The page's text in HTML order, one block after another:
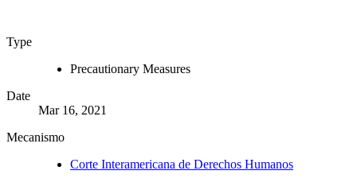
Type
Precautionary Measures
Date
Mar 16, 2021
Mecanismo
Corte Interamericana de Derechos Humanos